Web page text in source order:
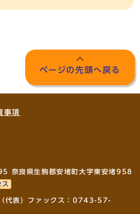
ページの先頭へ戻る
事項
奈良県生駒郡安堵町大字東安堵958
（代表）ファックス：0743-57-